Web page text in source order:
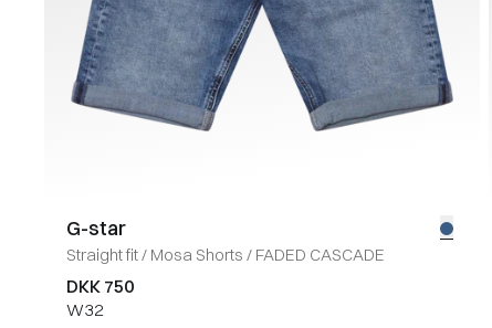
G-star
Straight fit/ Mosa Shorts / FADED CASCADE
DKK 750
W32